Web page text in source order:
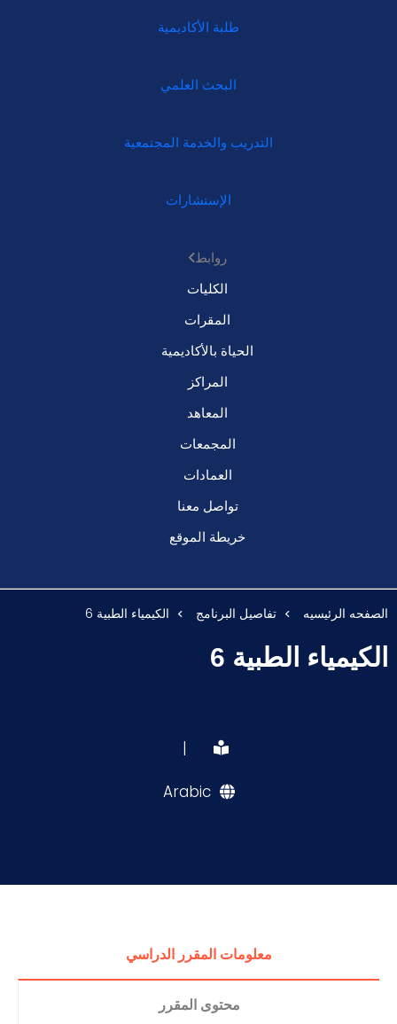
طلبة الأكاديمية
البحث العلمي
التدريب والخدمة المجتمعية
الإستشارات
روابط
الكليات
المقرات
الحياة بالأكاديمية
المراكز
المعاهد
المجمعات
العمادات
تواصل معنا
خريطة الموقع
الصفحه الرئيسيه تفاصيل البرنامج الكيمياء الطبية 6
الكيمياء الطبية 6
|
Arabic
معلومات المقرر الدراسي
محتوى المقرر